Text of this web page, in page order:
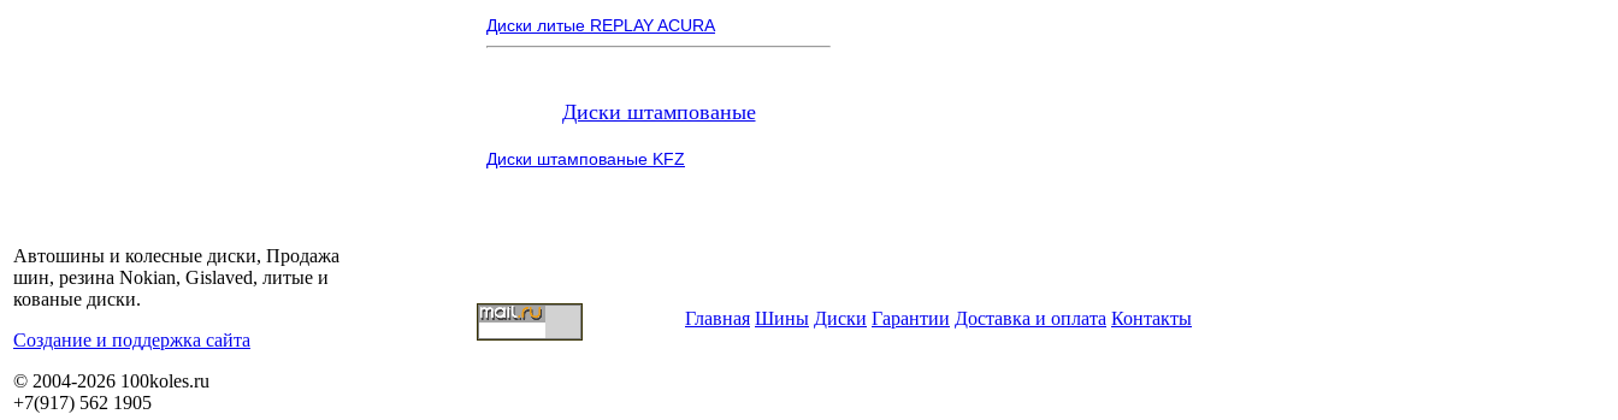
Диски литые REPLAY ACURA
Диски штампованые
Диски штампованые KFZ
Автошины и колесные диски, Продажа
шин, резина Nokian, Gislaved, литые и
кованые диски.
Cоздание и поддержка сайта
© 2004-2026 100koles.ru
+7(917) 562 1905
Главная Шины Диски Гарантии Доставка и оплата Контакты